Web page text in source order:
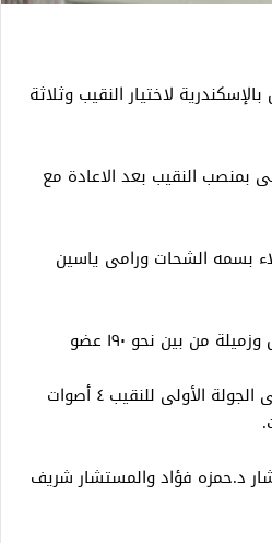
لاختيار النقيب وثلاثة
بمنصب النقيب بعد الاعادة مع
بسمه الشحات ورامى ياسين
بلغت عدد الأصوات الباطلة فى الجولة الأولى للنقيب ٤ أصوات
د.حمزه فؤاد والمستشار شريف